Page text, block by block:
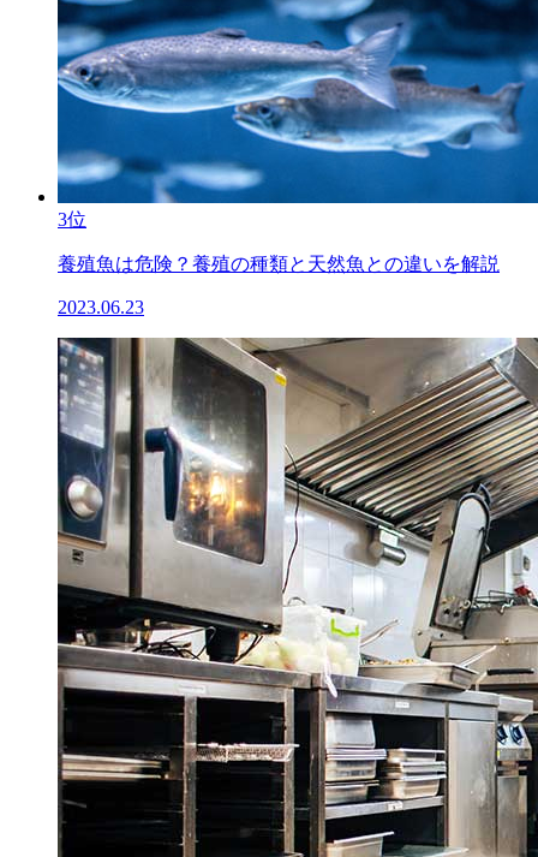
3位
養殖魚は危険？養殖の種類と天然魚との違いを解説
2023.06.23